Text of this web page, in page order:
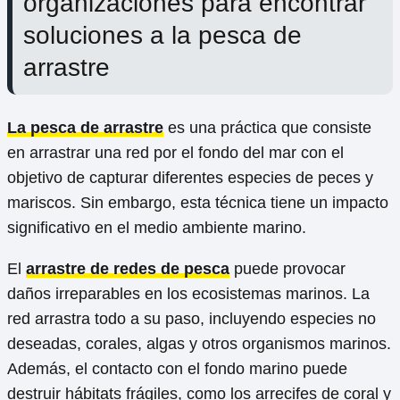
soluciones a la pesca de
arrastre
La pesca de arrastre es una práctica que consiste
en arrastrar una red por el fondo del mar con el
objetivo de capturar diferentes especies de peces y
mariscos. Sin embargo, esta técnica tiene un impacto
significativo en el medio ambiente marino.
El arrastre de redes de pesca puede provocar
daños irreparables en los ecosistemas marinos. La
red arrastra todo a su paso, incluyendo especies no
deseadas, corales, algas y otros organismos marinos.
Además, el contacto con el fondo marino puede
destruir hábitats frágiles, como los arrecifes de coral y